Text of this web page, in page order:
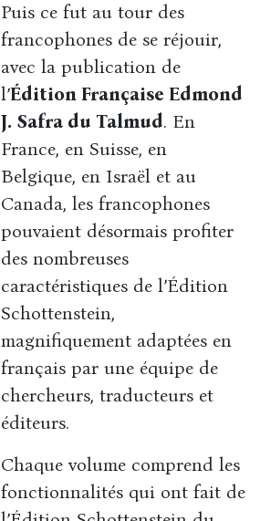
Puis ce fut au tour des
francophones de se réjouir,
avec la publication de
l’Édition Française Edmond
J. Safra du Talmud. En
France, en Suisse, en
Belgique, en Israël et au
Canada, les francophones
pouvaient désormais profiter
des nombreuses
caractéristiques de l’Édition
Schottenstein,
magnifiquement adaptées en
français par une équipe de
chercheurs, traducteurs et
éditeurs.
Chaque volume comprend les
fonctionnalités qui ont fait de